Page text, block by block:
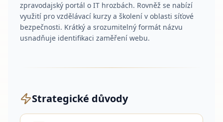
zpravodajský portál o IT hrozbách. Rovněž se nabízí
využití pro vzdělávací kurzy a školení v oblasti síťové
bezpečnosti. Krátký a srozumitelný formát názvu
usnadňuje identifikaci zaměření webu.
Strategické důvody